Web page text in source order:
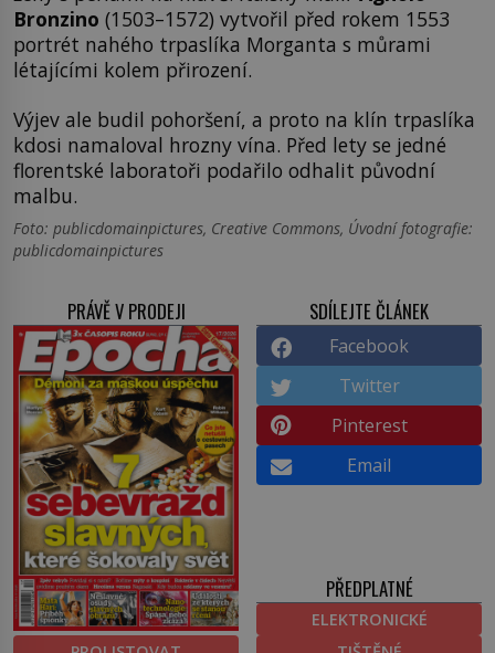
Bronzino (1503–1572) vytvořil před rokem 1553
portrét nahého trpaslíka Morganta s můrami
létajícími kolem přirození.
Výjev ale budil pohoršení, a proto na klín trpaslíka
kdosi namaloval hrozny vína. Před lety se jedné
florentské laboratoři podařilo odhalit původní
malbu.
Foto: publicdomainpictures, Creative Commons, Úvodní fotografie:
publicdomainpictures
PRÁVĚ V PRODEJI SDÍLEJTE ČLÁNEK
Facebook
Twitter
Pinterest
Email
PŘEDPLATNÉ
ELEKTRONICKÉ